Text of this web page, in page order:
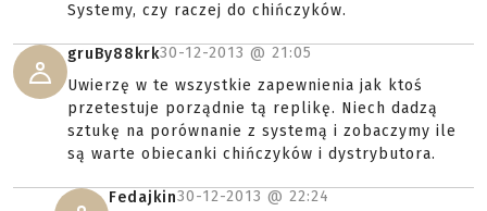
Systemy, czy raczej do chińczyków.
gruBy88krk30-12-2013 @ 21:05
Uwierzę w te wszystkie zapewnienia jak ktoś
przetestuje porządnie tą replikę. Niech dadzą
sztukę na porównanie z systemą i zobaczymy ile
są warte obiecanki chińczyków i dystrybutora.
Fedajkin30-12-2013 @ 22:24